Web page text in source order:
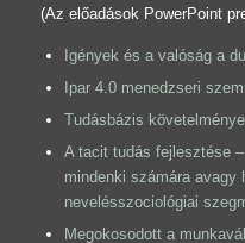
(Az előadások PowerPoint
Igények és a valóság a
Ipar 4.0 menedzseri
Tudásbázis
A tacit tudás fejlesztése
mindenki számára avagy
nevelésszociológiai
Megokosodott a